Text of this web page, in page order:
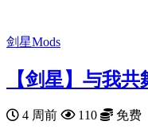
剑星Mods
【剑星】与我
4 周前 110 免费